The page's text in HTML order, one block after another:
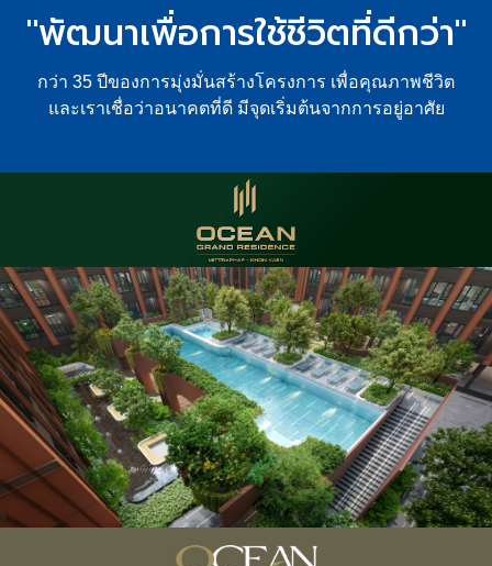
ลงทะเบียน
ลงทะเบียนเพื่อรับสิทธิพิเศษ
OCEAN PROPERTY
"พัฒนาเพื่อการใช้ชีวิตที่ดีกว่า"
กว่า 35 ปีของการมุ่งมั่นสร้างโครงการ เพื่อคุณภาพชีวิต
และเราเชื่อว่าอนาคตที่ดี มีจุดเริ่มต้นจากการอยู่อาศัย